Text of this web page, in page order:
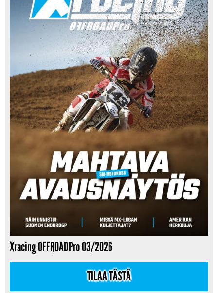
Xracing OFFROADPro 03/2026
TILAA TÄSTÄ